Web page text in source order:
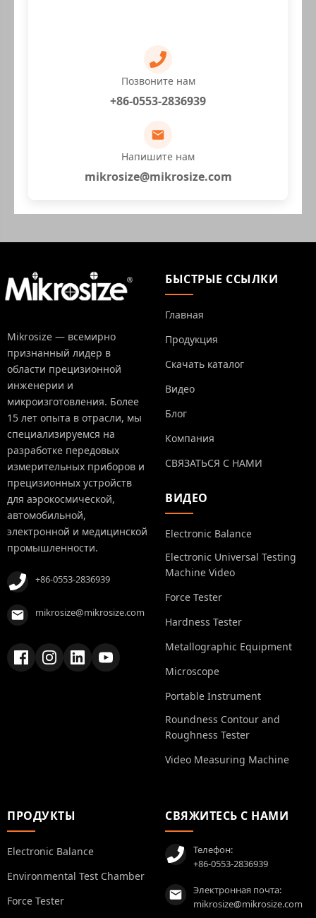
Позвоните нам
+86-0553-2836939
Напишите нам
mikrosize@mikrosize.com
Mikrosize — всемирно
признанный лидер в
области прецизионной
инженерии и
микроизготовления. Более
15 лет опыта в отрасли, мы
специализируемся на
разработке передовых
измерительных приборов и
прецизионных устройств
для аэрокосмической,
автомобильной,
электронной и медицинской
промышленности.
+86-0553-2836939
mikrosize@mikrosize.com
БЫСТРЫЕ ССЫЛКИ
Главная
Продукция
Скачать каталог
Видео
Блог
Компания
СВЯЗАТЬСЯ С НАМИ
ВИДЕО
Electronic Balance
Electronic Universal Testing
Machine Video
Force Tester
Hardness Tester
Metallographic Equipment
Microscope
Portable Instrument
Roundness Contour and
Roughness Tester
Video Measuring Machine
ПРОДУКТЫ
Electronic Balance
Environmental Test Chamber
Force Tester
СВЯЖИТЕСЬ С НАМИ
Телефон:
+86-0553-2836939
Электронная почта:
mikrosize@mikrosize.com